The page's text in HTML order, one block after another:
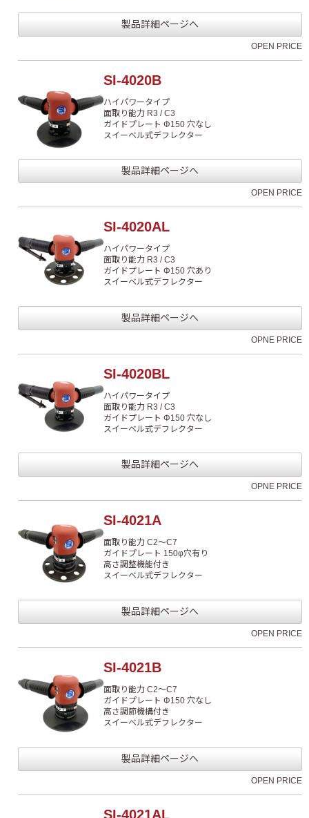
製品詳細ページへ
OPEN PRICE
SI-4020B
ハイパワータイプ
面取り能力 R3 / C3
ガイドプレート Φ150 穴なし
スイーベル式デフレクター
製品詳細ページへ
OPEN PRICE
SI-4020AL
ハイパワータイプ
面取り能力 R3 / C3
ガイドプレート Φ150 穴あり
スイーベル式デフレクター
製品詳細ページへ
OPNE PRICE
SI-4020BL
ハイパワータイプ
面取り能力 R3 / C3
ガイドプレート Φ150 穴なし
スイーベル式デフレクター
製品詳細ページへ
OPNE PRICE
SI-4021A
面取り能力 C2～C7
ガイドプレート 150φ穴有り
高さ調整機能付き
スイーベル式デフレクター
製品詳細ページへ
OPEN PRICE
SI-4021B
面取り能力 C2～C7
ガイドプレート Φ150 穴なし
高さ調節機構付き
スイーベル式デフレクター
製品詳細ページへ
OPEN PRICE
SI-4021AL